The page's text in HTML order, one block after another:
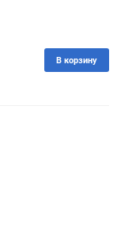
В корзину